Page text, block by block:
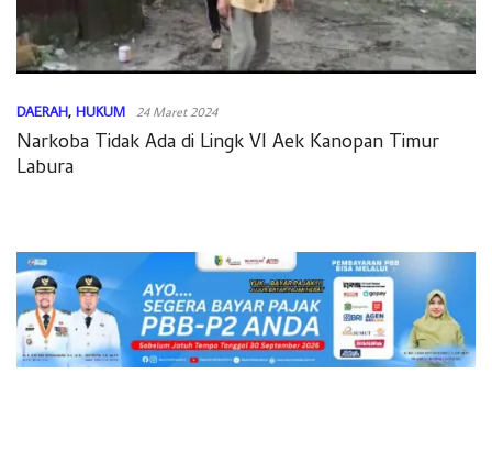
DAERAH, HUKUM 24 Maret 2024
Narkoba Tidak Ada di Lingk VI Aek Kanopan Timur
Labura